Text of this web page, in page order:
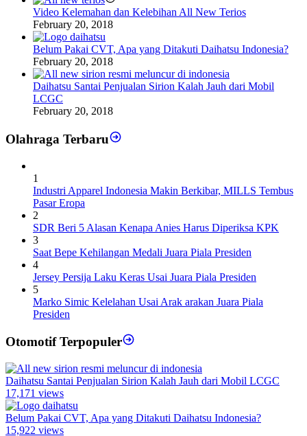
Video Kelemahan dan Kelebihan All New Terios
February 20, 2018
Belum Pakai CVT, Apa yang Ditakuti Daihatsu Indonesia?
February 20, 2018
Daihatsu Santai Penjualan Sirion Kalah Jauh dari Mobil
LCGC
February 20, 2018
Olahraga Terbaru
1
Industri Apparel Indonesia Makin Berkibar, MILLS Tembus
Pasar Eropa
2
SDR Beri 5 Alasan Kenapa Anies Harus Diperiksa KPK
3
Saat Bepe Kehilangan Medali Juara Piala Presiden
4
Jersey Persija Laku Keras Usai Juara Piala Presiden
5
Marko Simic Kelelahan Usai Arak arakan Juara Piala
Presiden
Otomotif Terpopuler
Daihatsu Santai Penjualan Sirion Kalah Jauh dari Mobil LCGC
17,171 views
Belum Pakai CVT, Apa yang Ditakuti Daihatsu Indonesia?
15,922 views